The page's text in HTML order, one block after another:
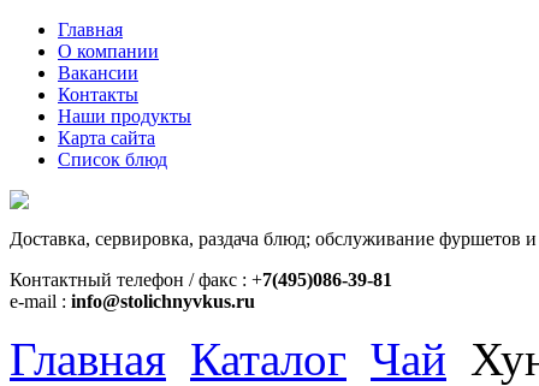
Главная
О компании
Вакансии
Контакты
Наши продукты
Карта сайта
Список блюд
Доставка, сервировка, раздача блюд; обслуживание фуршетов
Контактный телефон / факс : +7(495)086-39-81
e-mail : info@stolichnyvkus.ru
Главная Каталог Чай